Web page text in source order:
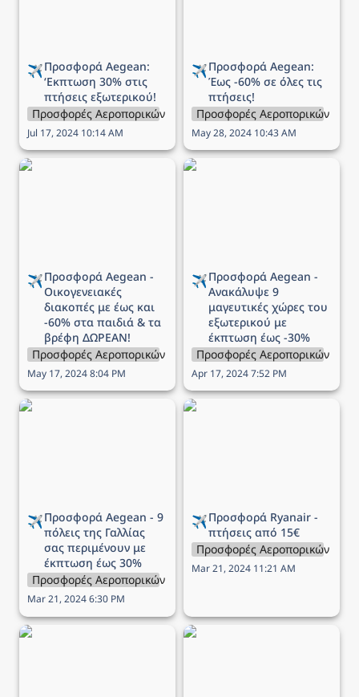
✈️Προσφορά Aegean:
‘Εκπτωση 30% στις
πτήσεις εξωτερικού!
Προσφορές Αεροπορικών Εταιρειών
Jul 17, 2024 10:14 AM
✈️Προσφορά Aegean:
Έως -60% σε όλες τις
πτήσεις!
Προσφορές Αεροπορικών
May 28, 2024 10:43 AM
Προσφορά Aegean -
✈️
Οικογενειακές
διακοπές με έως και
-60% στα παιδιά & τα
βρέφη ΔΩΡΕΑΝ!
Προσφορές Αεροπορικών Εταιρειών
May 17, 2024 8:04 PM
Προσφορά Aegean -
✈️Προσφορά Aegean -
Ανακάλυψε 9
μαγευτικές χώρες του
εξωτερικού με
έκπτωση έως -30%
Προσφορές Αεροπορικών
Apr 17, 2024 7:52 PM
Προσφορά Aegean - 9
✈️Προσφορά Aegean - 9
πόλεις της Γαλλίας
σας περιμένουν με
έκπτωση έως 30%
Προσφορές Αεροπορικών Εταιρειών
Mar 21, 2024 6:30 PM
Προσφορά Ryanair -
✈️Προσφορά Ryanair -
πτήσεις από 15€
Προσφορές Αεροπορικών
Mar 21, 2024 11:21 AM
Προσφορά Aegean - 12
Προσφορά Aegean -